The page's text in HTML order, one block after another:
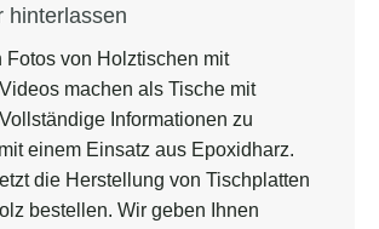
hinterlassen
Fotos von Holztischen mit
machen als Tische mit
Informationen zu
einem Einsatz aus Epoxidharz.
die Herstellung von Tischplatten
bestellen. Wir geben Ihnen